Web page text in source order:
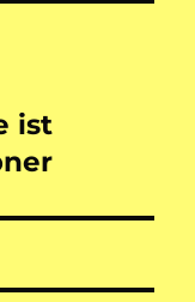
ist